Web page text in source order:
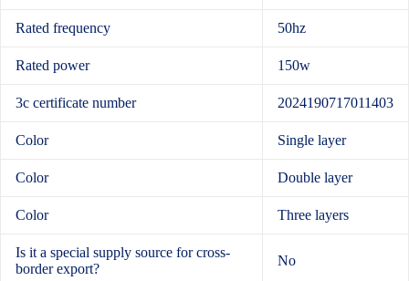
Rated frequency 50hz
Rated power 150w
3c certificate number 2024190717011403
Color Single layer
Color Double layer
Color Three layers
Is it a special supply source for cross-
border export?
No